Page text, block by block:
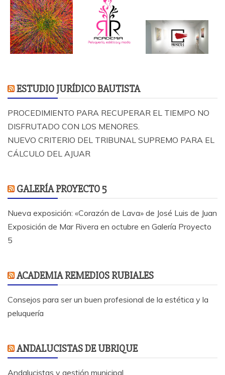
ESTUDIO JURÍDICO BAUTISTA
PROCEDIMIENTO PARA RECUPERAR EL TIEMPO NO
DISFRUTADO CON LOS MENORES.
NUEVO CRITERIO DEL TRIBUNAL SUPREMO PARA EL
CÁLCULO DEL AJUAR
GALERÍA PROYECTO 5
Nueva exposición: «Corazón de Lava» de José Luis de Juan
Exposición de Mar Rivera en octubre en Galería Proyecto
5
ACADEMIA REMEDIOS RUBIALES
Consejos para ser un buen profesional de la estética y la
peluquería
ANDALUCISTAS DE UBRIQUE
Andalucistas y gestión municipal